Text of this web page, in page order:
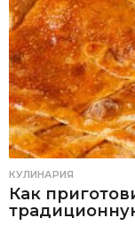
КУЛИНАРИЯ
Как